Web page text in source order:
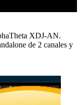
XDJ-AN.
de 2 canales y